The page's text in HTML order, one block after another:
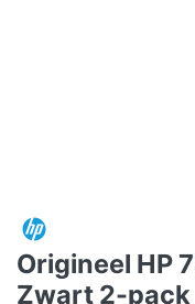
Origineel HP
Zwart 2-pack